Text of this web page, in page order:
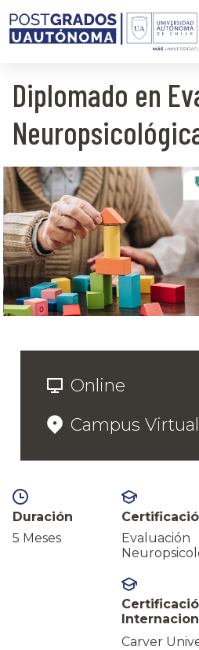
Diplomado en
Online
Campus Virtual
Duración
5 Meses
Evaluación
Carver